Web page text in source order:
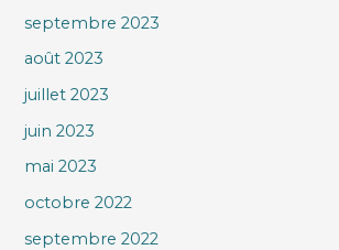
septembre 2023
août 2023
juillet 2023
juin 2023
mai 2023
octobre 2022
septembre 2022